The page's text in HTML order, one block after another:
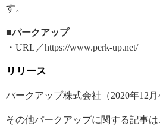
す。
■パークアップ
・URL／https://www.perk-up.net/
リリース
パークアップ株式会社（2020年12月
その他パークアップに関する記事は